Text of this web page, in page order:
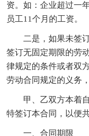
资。如：企业超过一
员工11个月的工资。
二是，如果未签
签订无固定期限的劳
律规定的条件或者双
劳动合同规定的义务
甲、乙双方本着
特签订本合同，以便
一、合同期限